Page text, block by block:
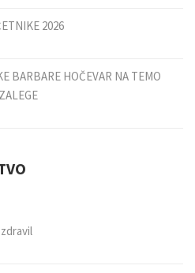
2026
BARBARE HOČEVAR NA TEMO